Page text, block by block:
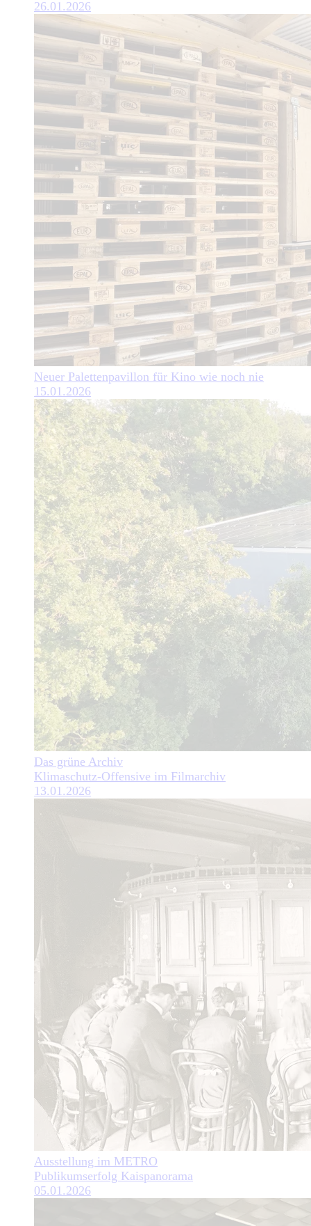
26.01.2026
Neuer Palettenpavillon für Kino wie noch nie
15.01.2026
Das grüne Archiv
Klimaschutz-Offensive im Filmarchiv
13.01.2026
Ausstellung im METRO
Publikumserfolg Kaispanorama
05.01.2026